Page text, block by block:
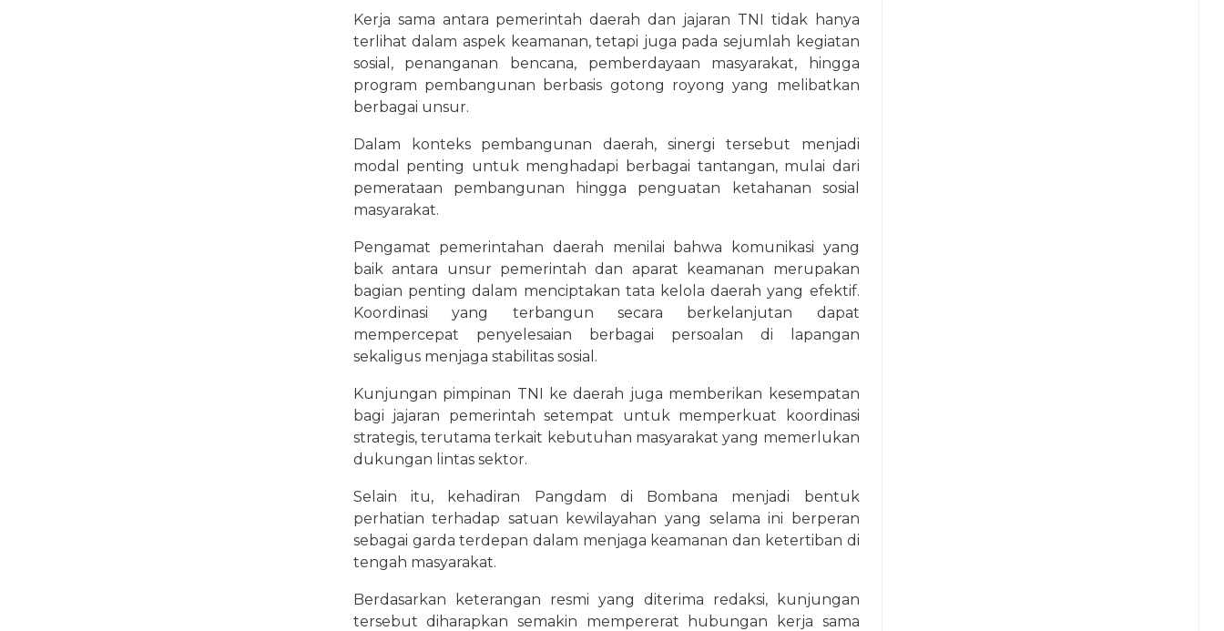
Kerja sama antara pemerintah daerah dan jajaran TNI tidak hanya
terlihat dalam aspek keamanan, tetapi juga pada sejumlah kegiatan
sosial, penanganan bencana, pemberdayaan masyarakat, hingga
program pembangunan berbasis gotong royong yang melibatkan
berbagai unsur.
Dalam konteks pembangunan daerah, sinergi tersebut menjadi
modal penting untuk menghadapi berbagai tantangan, mulai dari
pemerataan pembangunan hingga penguatan ketahanan sosial
masyarakat.
Pengamat pemerintahan daerah menilai bahwa komunikasi yang
baik antara unsur pemerintah dan aparat keamanan merupakan
bagian penting dalam menciptakan tata kelola daerah yang efektif.
Koordinasi yang terbangun secara berkelanjutan dapat
mempercepat penyelesaian berbagai persoalan di lapangan
sekaligus menjaga stabilitas sosial.
Kunjungan pimpinan TNI ke daerah juga memberikan kesempatan
bagi jajaran pemerintah setempat untuk memperkuat koordinasi
strategis, terutama terkait kebutuhan masyarakat yang memerlukan
dukungan lintas sektor.
Selain itu, kehadiran Pangdam di Bombana menjadi bentuk
perhatian terhadap satuan kewilayahan yang selama ini berperan
sebagai garda terdepan dalam menjaga keamanan dan ketertiban di
tengah masyarakat.
Berdasarkan keterangan resmi yang diterima redaksi, kunjungan
tersebut diharapkan semakin mempererat hubungan kerja sama